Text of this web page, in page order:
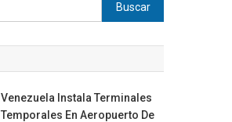
Venezuela Instala Terminales
Temporales En Aeropuerto De